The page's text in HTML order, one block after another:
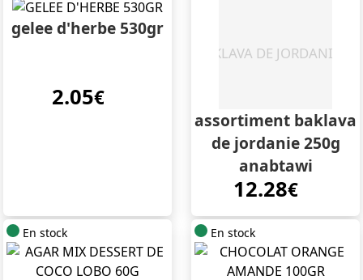
gelee d'herbe 530gr
2.05€
assortiment baklava
de jordanie 250g
anabtawi
12.28€
En stock En stock